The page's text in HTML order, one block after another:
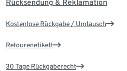
Rücksendung & Reklamation
Kostenlose Rückgabe / Umtausch
Retourenetikett
30 Tage Rückgaberecht